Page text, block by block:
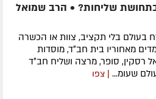
בתחושת שליחות? • הרב שמואל
בעולם בלי תקציב, צוות או הכשרה
מאחוריו בית חב״ד, מוסדות
רסקין, סופר, מרצה ושליח חב״ד
שעומ...
| צפו